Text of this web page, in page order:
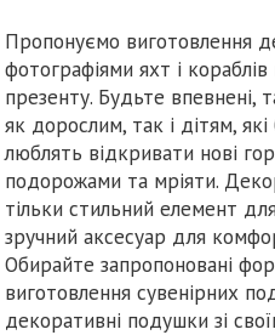
Пропонуємо виготовлення
фотографіями яхт і
презенту. Будьте впевнені,
як дорослим, так і дітям,
люблять відкривати нові
подорожами та мріяти.
тільки стильний елемент
зручний аксесуар для
Обирайте запропоновані
виготовлення сувенірних
декоративні подушки зі